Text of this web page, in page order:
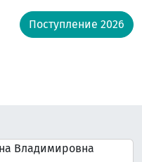
Поступление 2026